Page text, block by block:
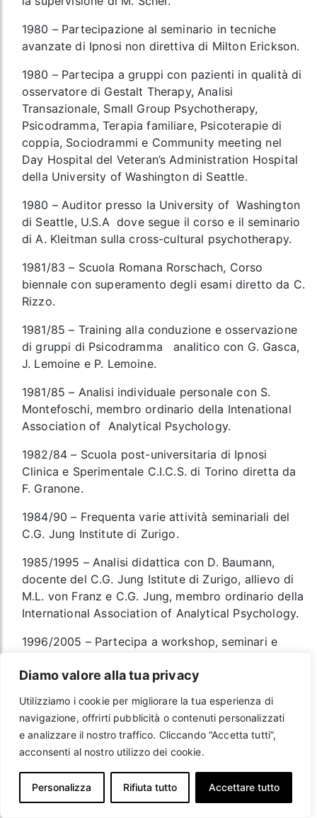
Diamo valore alla tua privacy
Utilizziamo i cookie per migliorare la tua esperienza di
navigazione, offrirti pubblicità o contenuti personalizzati
e analizzare il nostro traffico. Cliccando “Accetta tutti”,
acconsenti al nostro utilizzo dei cookie.
Personalizza Rifiuta tutto Accettare tutto
1980 – Partecipazione al seminario in tecniche
avanzate di Ipnosi non direttiva di Milton Erickson.
1980 – Partecipa a gruppi con pazienti in qualità di
osservatore di Gestalt Therapy, Analisi
Transazionale, Small Group Psychotherapy,
Psicodramma, Terapia familiare, Psicoterapie di
coppia, Sociodrammi e Community meeting nel
Day Hospital del Veteran’s Administration Hospital
della University of Washington di Seattle.
1980 – Auditor presso la University of Washington
di Seattle, U.S.A dove segue il corso e il seminario
di A. Kleitman sulla cross-cultural psychotherapy.
1981/83 – Scuola Romana Rorschach, Corso
biennale con superamento degli esami diretto da C.
Rizzo.
1981/85 – Training alla conduzione e osservazione
di gruppi di Psicodramma analitico con G. Gasca,
J. Lemoine e P. Lemoine.
1981/85 – Analisi individuale personale con S.
Montefoschi, membro ordinario della Intenational
Association of Analytical Psychology.
1982/84 – Scuola post-universitaria di Ipnosi
Clinica e Sperimentale C.I.C.S. di Torino diretta da
F. Granone.
1984/90 – Frequenta varie attività seminariali del
C.G. Jung Institute di Zurigo.
1985/1995 – Analisi didattica con D. Baumann,
docente del C.G. Jung Istitute di Zurigo, allievo di
M.L. von Franz e C.G. Jung, membro ordinario della
International Association of Analytical Psychology.
1996/2005 – Partecipa a workshop, seminari e
Wooster, E. Weldom e C. Sandhal, membri della
1997 – Partecipa alla Summer School of Group
Analysis organizzata dall’Università di Bologna in
collaborazione con la International Association of
Group Psychotherapy -I.A.G.P. sul tema “La Psiche
e il mondo sociale: il fondamentalismo”.